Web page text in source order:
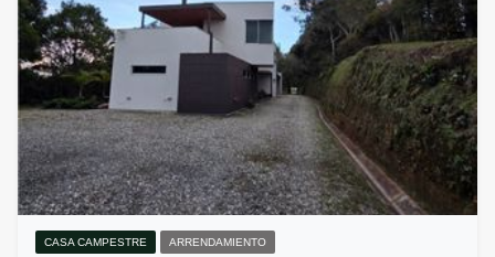
CASA CAMPESTRE ARRENDAMIENTO